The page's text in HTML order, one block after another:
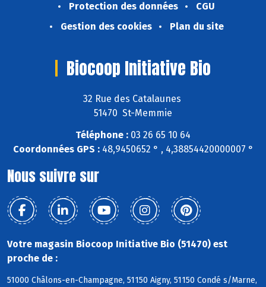
Protection des données
CGU
Gestion des cookies
Plan du site
Biocoop Initiative Bio
32 Rue des Catalaunes
51470 St-Memmie
Téléphone : 03 26 65 10 64
Coordonnées GPS :48,9450652 ° , 4,38854420000007 °
Nous suivre sur
Votre magasin Biocoop Initiative Bio (51470) est
proche de :
51000 Châlons-en-Champagne, 51150 Aigny, 51150 Condé s/Marne,